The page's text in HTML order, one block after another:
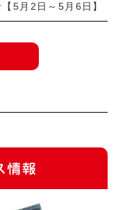
5月2日～5月6日】